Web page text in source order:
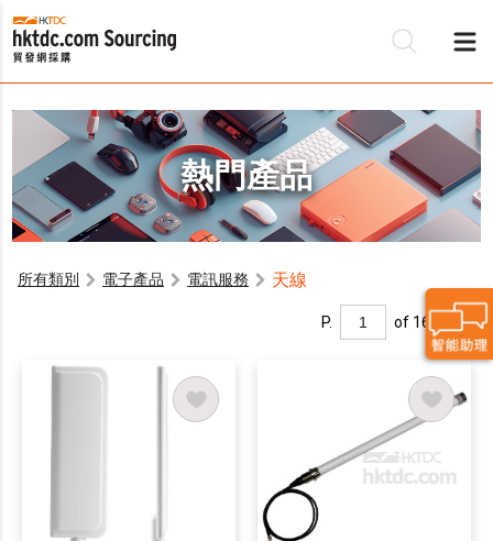
熱門產品
所有類別 電子產品 電訊服務 天線
P. of 16